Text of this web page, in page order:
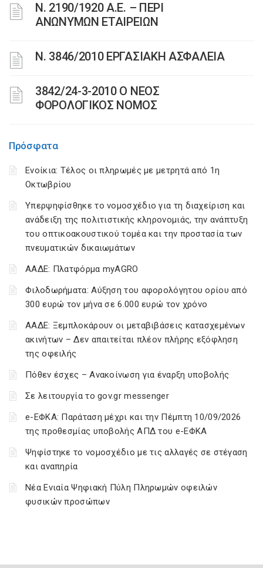
Ν. 2190/1920 Α.Ε. – ΠΕΡΙ
ΑΝΩΝΥΜΩΝ ΕΤΑΙΡΕΙΩΝ
Ν. 3846/2010 ΕΡΓΑΣΙΑΚΗ ΑΣΦΑΛΕΙΑ
3842/24-3-2010 Ο ΝΕΟΣ
ΦΟΡΟΛΟΓΙΚΟΣ ΝΟΜΟΣ
Πρόσφατα
Ενοίκια: Τέλος οι πληρωμές με μετρητά από 1η
Οκτωβρίου
Υπερψηφίσθηκε το νομοσχέδιο για τη διαχείριση και
ανάδειξη της πολιτιστικής κληρονομιάς, την ανάπτυξη
του οπτικοακουστικού τομέα και την προστασία των
πνευματικών δικαιωμάτων
ΑΑΔΕ: Πλατφόρμα myAGRO
Φιλοδωρήματα: Αύξηση του αφορολόγητου ορίου από
300 ευρώ τον μήνα σε 6.000 ευρώ τον χρόνο
ΑΑΔΕ: Ξεμπλοκάρουν οι μεταβιβάσεις κατασχεμένων
ακινήτων – Δεν απαιτείται πλέον πλήρης εξόφληση
της οφειλής
Πόθεν έσχες – Ανακοίνωση για έναρξη υποβολής
Σε λειτουργία το gov.gr messenger
e-ΕΦΚΑ: Παράταση μέχρι και την Πέμπτη 10/09/2026
της προθεσμίας υποβολής ΑΠΔ του e-ΕΦΚΑ
Ψηφίστηκε το νομοσχέδιο με τις αλλαγές σε στέγαση
και αναπηρία
Νέα Ενιαία Ψηφιακή Πύλη Πληρωμών οφειλών
φυσικών προσώπων